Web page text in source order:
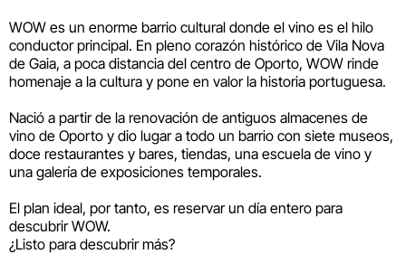
WOW es un enorme barrio cultural donde el vino es el hilo
conductor principal. En pleno corazón histórico de Vila Nova
de Gaia, a poca distancia del centro de Oporto, WOW rinde
homenaje a la cultura y pone en valor la historia portuguesa.
Nació a partir de la renovación de antiguos almacenes de
vino de Oporto y dio lugar a todo un barrio con siete museos,
doce restaurantes y bares, tiendas, una escuela de vino y
una galería de exposiciones temporales.
El plan ideal, por tanto, es reservar un día entero para
descubrir WOW.
¿Listo para descubrir más?